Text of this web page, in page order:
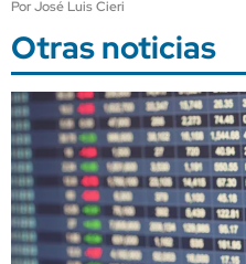
Por José Luis Cieri
Otras noticias